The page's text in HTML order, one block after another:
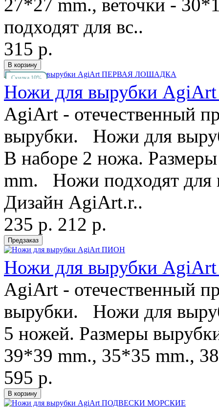
27*27 mm., веточки -
подходят для вс..
315 р.
Скидка 10%
Ножи для вырубки
AgiArt - отечественный
вырубки. Ножи для
В наборе 2 ножа.
mm. Ножи подходят
Дизайн AgiArt.r..
235 р. 212 р.
Ножи для вырубки
AgiArt - отечественный
вырубки. Ножи для
5 ножей. Размеры
39*39 mm., 35*35 mm.,
595 р.